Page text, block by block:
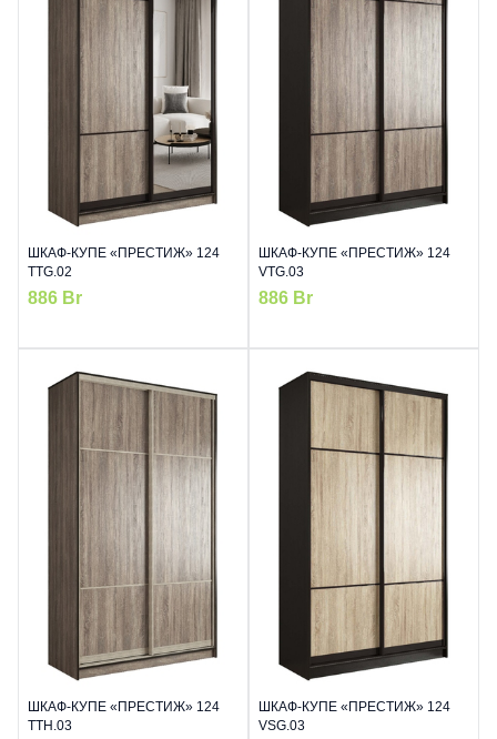
ШКАФ-КУПЕ «ПРЕСТИЖ» 124
TTG.02
886 Br
ШКАФ-КУПЕ «ПРЕСТИЖ» 124
VTG.03
886 Br
ШКАФ-КУПЕ «ПРЕСТИЖ» 124
TTH.03
ШКАФ-КУПЕ «ПРЕСТИЖ» 124
VSG.03